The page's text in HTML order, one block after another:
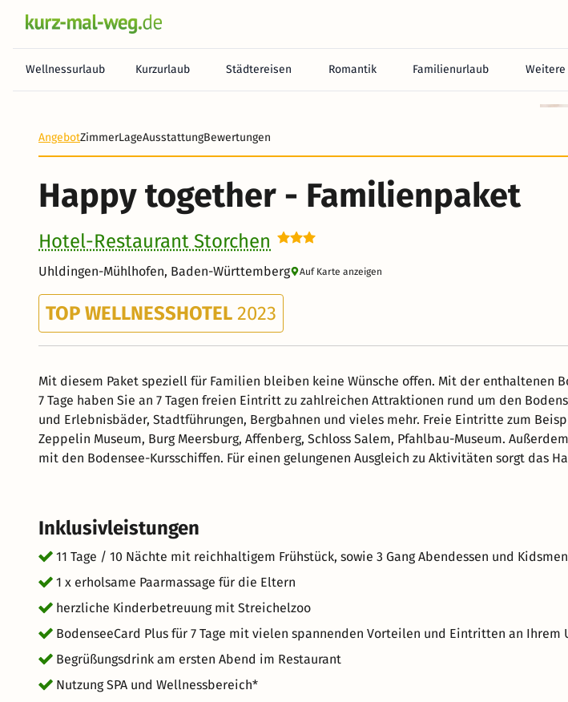
Wellnessurlaub Kurzurlaub Städtereisen Romantik Familienurlaub Weitere
Heute noch keine Zahlung erforderlich! Zahlen Sie bequem im Hotel.
AngebotZimmerLageAusstattungBewertungen
Happy together - Familienpaket
Hotel-Restaurant Storchen
Uhldingen-Mühlhofen, Baden-Württemberg Auf Karte anzeigen
TOP WELLNESSHOTEL 2023
Mit diesem Paket speziell für Familien bleiben keine Wünsche offen. Mit der enthaltenen
7 Tage haben Sie an 7 Tagen freien Eintritt zu zahlreichen Attraktionen rund um den
und Erlebnisbäder, Stadtführungen, Bergbahnen und vieles mehr. Freie Eintritte zum
Zeppelin Museum, Burg Meersburg, Affenberg, Schloss Salem, Pfahlbau-Museum.
mit den Bodensee-Kursschiffen. Für einen gelungenen Ausgleich zu Aktivitäten sorgt das
Menü, SPA- & Wellness-Bereich mit Massage für Eltern und die Kinderbetreuung mit
Inklusivleistungen
11 Tage / 10 Nächte mit reichhaltigem Frühstück, sowie 3 Gang Abendessen und
1 x erholsame Paarmassage für die Eltern
herzliche Kinderbetreuung mit Streichelzoo
BodenseeCard Plus für 7 Tage mit vielen spannenden Vorteilen und Eintritten an Ihrem
Begrüßungsdrink am ersten Abend im Restaurant
Nutzung SPA und Wellnessbereich*